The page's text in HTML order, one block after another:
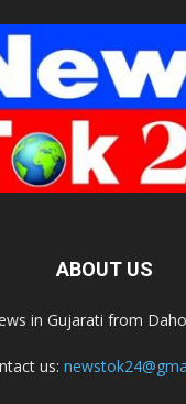
ABOUT US
in Gujarati from
us: